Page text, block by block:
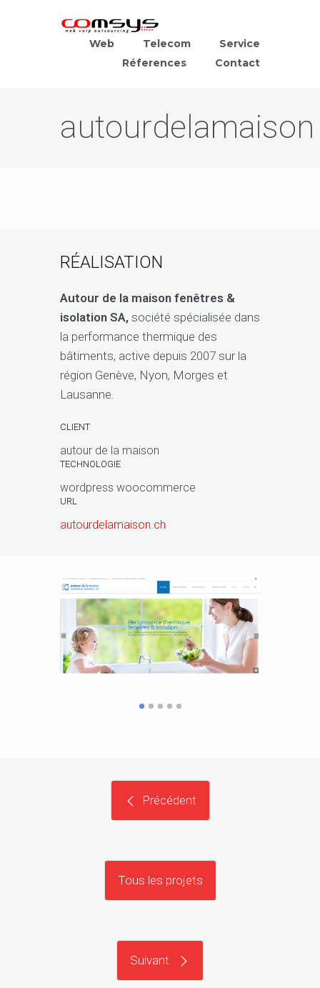
Web Telecom
Service
Réferences
Contact
autourdelamaison
RÉALISATION
Autour de la maison fenêtres &
isolation SA, société spécialisée dans
la performance thermique des
bâtiments, active depuis 2007 sur la
région Genève, Nyon, Morges et
Lausanne.
CLIENT
autour de la maison
TECHNOLOGIE
wordpress woocommerce
URL
autourdelamaison.ch
Précédent
Tous les projets
Suivant